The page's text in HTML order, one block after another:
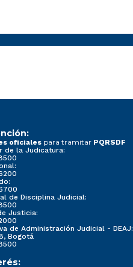
oficiales para tramitar PQRSDF
de la Judicatura:
de Disciplina Judicial:
Justicia:
de Administración Judicial - DEAJ:
Bogotá